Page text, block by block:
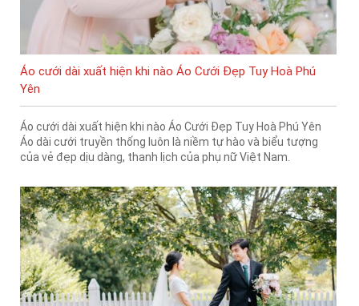
Áo cưới dài xuất hiện khi nào Áo Cưới Đẹp Tuy Hoà Phú
Yên
Áo cưới dài xuất hiện khi nào Áo Cưới Đẹp Tuy Hoà Phú Yên
Áo dài cưới truyền thống luôn là niềm tự hào và biểu tượng
của vẻ đẹp dịu dàng, thanh lịch của phụ nữ Việt Nam.